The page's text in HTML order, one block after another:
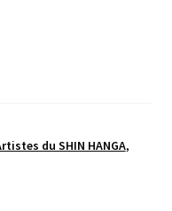
du SHIN HANGA,